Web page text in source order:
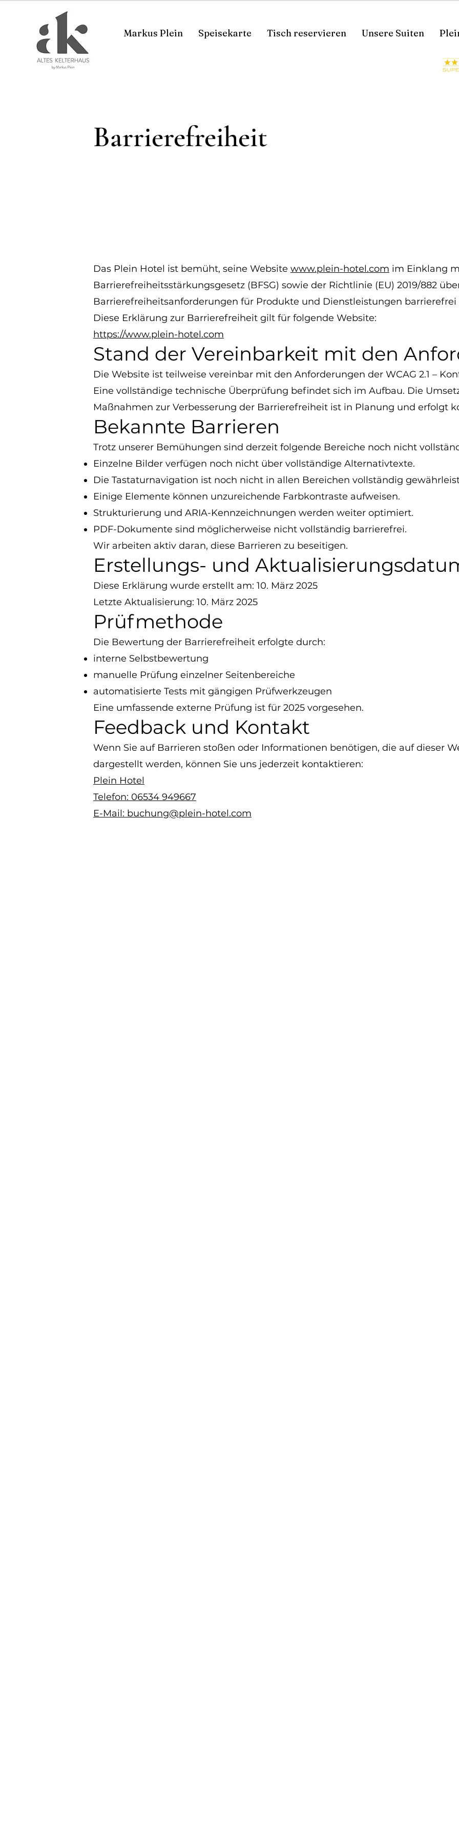
Markus Plein Speisekarte Tisch reservieren Unsere Suiten
Barrierefreiheit
Das Plein Hotel ist bemüht, seine Website www.plein-hotel.com im Einklang
Barrierefreiheitsstärkungsgesetz (BFSG) sowie der Richtlinie (EU) 2019/882
Barrierefreiheitsanforderungen für Produkte und Dienstleistungen
Diese Erklärung zur Barrierefreiheit gilt für folgende Website:
https://www.plein-hotel.com
Stand der Vereinbarkeit mit den
Die Website ist teilweise vereinbar mit den Anforderungen der WCAG 2.1 –
Eine vollständige technische Überprüfung befindet sich im Aufbau. Die
Maßnahmen zur Verbesserung der Barrierefreiheit ist in Planung und erfolgt
Bekannte Barrieren
Trotz unserer Bemühungen sind derzeit folgende Bereiche noch nicht
Einzelne Bilder verfügen noch nicht über vollständige Alternativtexte.
Die Tastaturnavigation ist noch nicht in allen Bereichen vollständig
Einige Elemente können unzureichende Farbkontraste aufweisen.
Strukturierung und ARIA-Kennzeichnungen werden weiter optimiert.
PDF-Dokumente sind möglicherweise nicht vollständig barrierefrei.
Wir arbeiten aktiv daran, diese Barrieren zu beseitigen.
Erstellungs- und
Diese Erklärung wurde erstellt am: 10. März 2025
Letzte Aktualisierung: 10. März 2025
Prüfmethode
Die Bewertung der Barrierefreiheit erfolgte durch:
interne Selbstbewertung
manuelle Prüfung einzelner Seitenbereiche
automatisierte Tests mit gängigen Prüfwerkzeugen
Eine umfassende externe Prüfung ist für 2025 vorgesehen.
Feedback und Kontakt
Wenn Sie auf Barrieren stoßen oder Informationen benötigen, die auf dieser
dargestellt werden, können Sie uns jederzeit kontaktieren:
Plein Hotel
Telefon: 06534 949667
E-Mail: buchung@plein-hotel.com